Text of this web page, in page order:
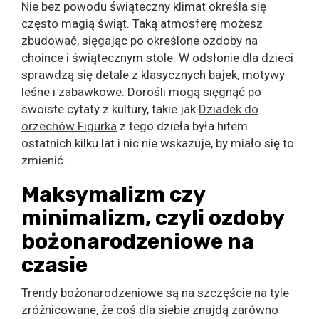
Nie bez powodu świąteczny klimat określa się
często magią świąt. Taką atmosferę możesz
zbudować, sięgając po określone ozdoby na
choince i świątecznym stole. W odsłonie dla dzieci
sprawdzą się detale z klasycznych bajek, motywy
leśne i zabawkowe. Dorośli mogą sięgnąć po
swoiste cytaty z kultury, takie jak Dziadek do
orzechów Figurka z tego dzieła była hitem
ostatnich kilku lat i nic nie wskazuje, by miało się to
zmienić.
Maksymalizm czy
minimalizm, czyli ozdoby
bożonarodzeniowe na
czasie
Trendy bożonarodzeniowe są na szczęście na tyle
zróżnicowane, że coś dla siebie znajdą zarówno